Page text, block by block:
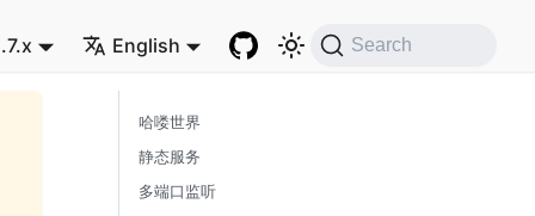
English Search
哈喽世界
静态服务
多端口监听